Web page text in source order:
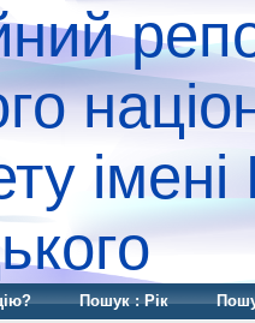
Пошук : Рік